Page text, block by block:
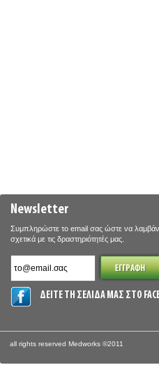
Newsletter
Συμπληρώστε το email σας ώστε να
σχετικά με τις δραστηριότητές μας.
ΔΕΙΤΕ ΤΗ ΣΕΛΙΔΑ ΜΑΣ ΣΤΟ
all rights reserved Medworks ©2011